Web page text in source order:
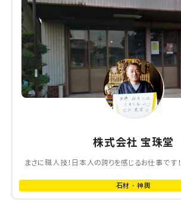
株式会社 宝珠堂
まさに職人技！日本人の誇りを感じるお仕事です！
石材・神輿